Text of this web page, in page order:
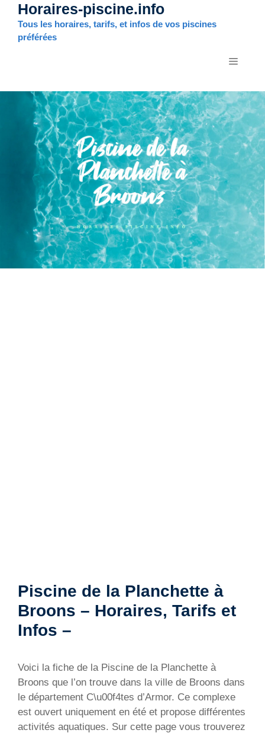
Aller
contenu
Horaires-piscine.info
Tous les horaires, tarifs, et infos de vos piscines
préférées
MENU
Piscine de la Planchette à
Broons – Horaires, Tarifs et
Infos –
Voici la fiche de la Piscine de la Planchette à
Broons que l’on trouve dans la ville de Broons dans
le département C\u00f4tes d’Armor. Ce complexe
est ouvert uniquement en été et propose différentes
activités aquatiques. Sur cette page vous trouverez